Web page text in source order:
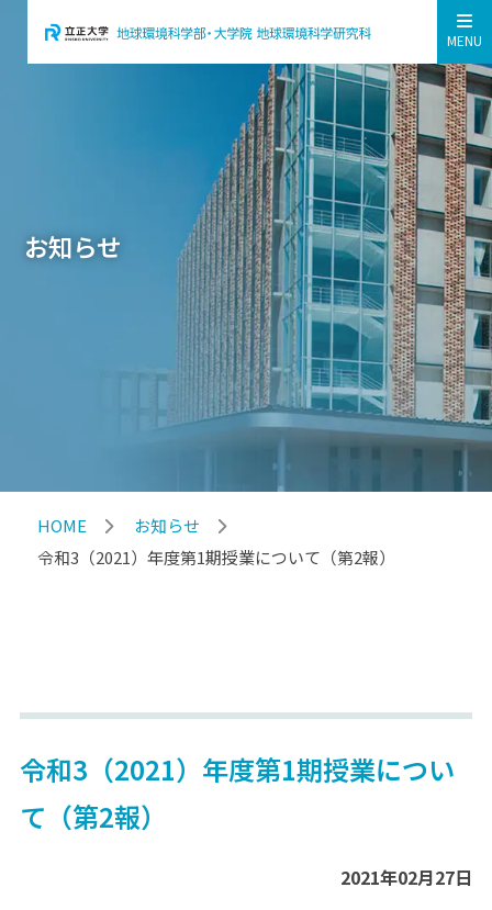
MENU
お知らせ
HOME
お知らせ
令和3（2021）年度第1期授業について（第2報）
令和3（2021）年度第1期授業につい
て（第2報）
2021年02月27日